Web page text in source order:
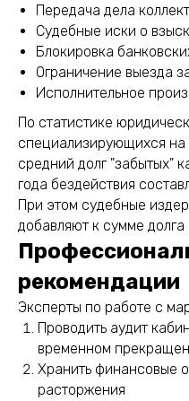
Передача дела
Судебные иски о
Блокировка
Ограничение выезда
Исполнительное
По статистике
специализирующихся на
средний долг "забытых"
года бездействия
При этом судебные
добавляют к сумме
рекомендации
Эксперты по работе с
Проводить аудит
временном
Хранить финансовые
расторжения